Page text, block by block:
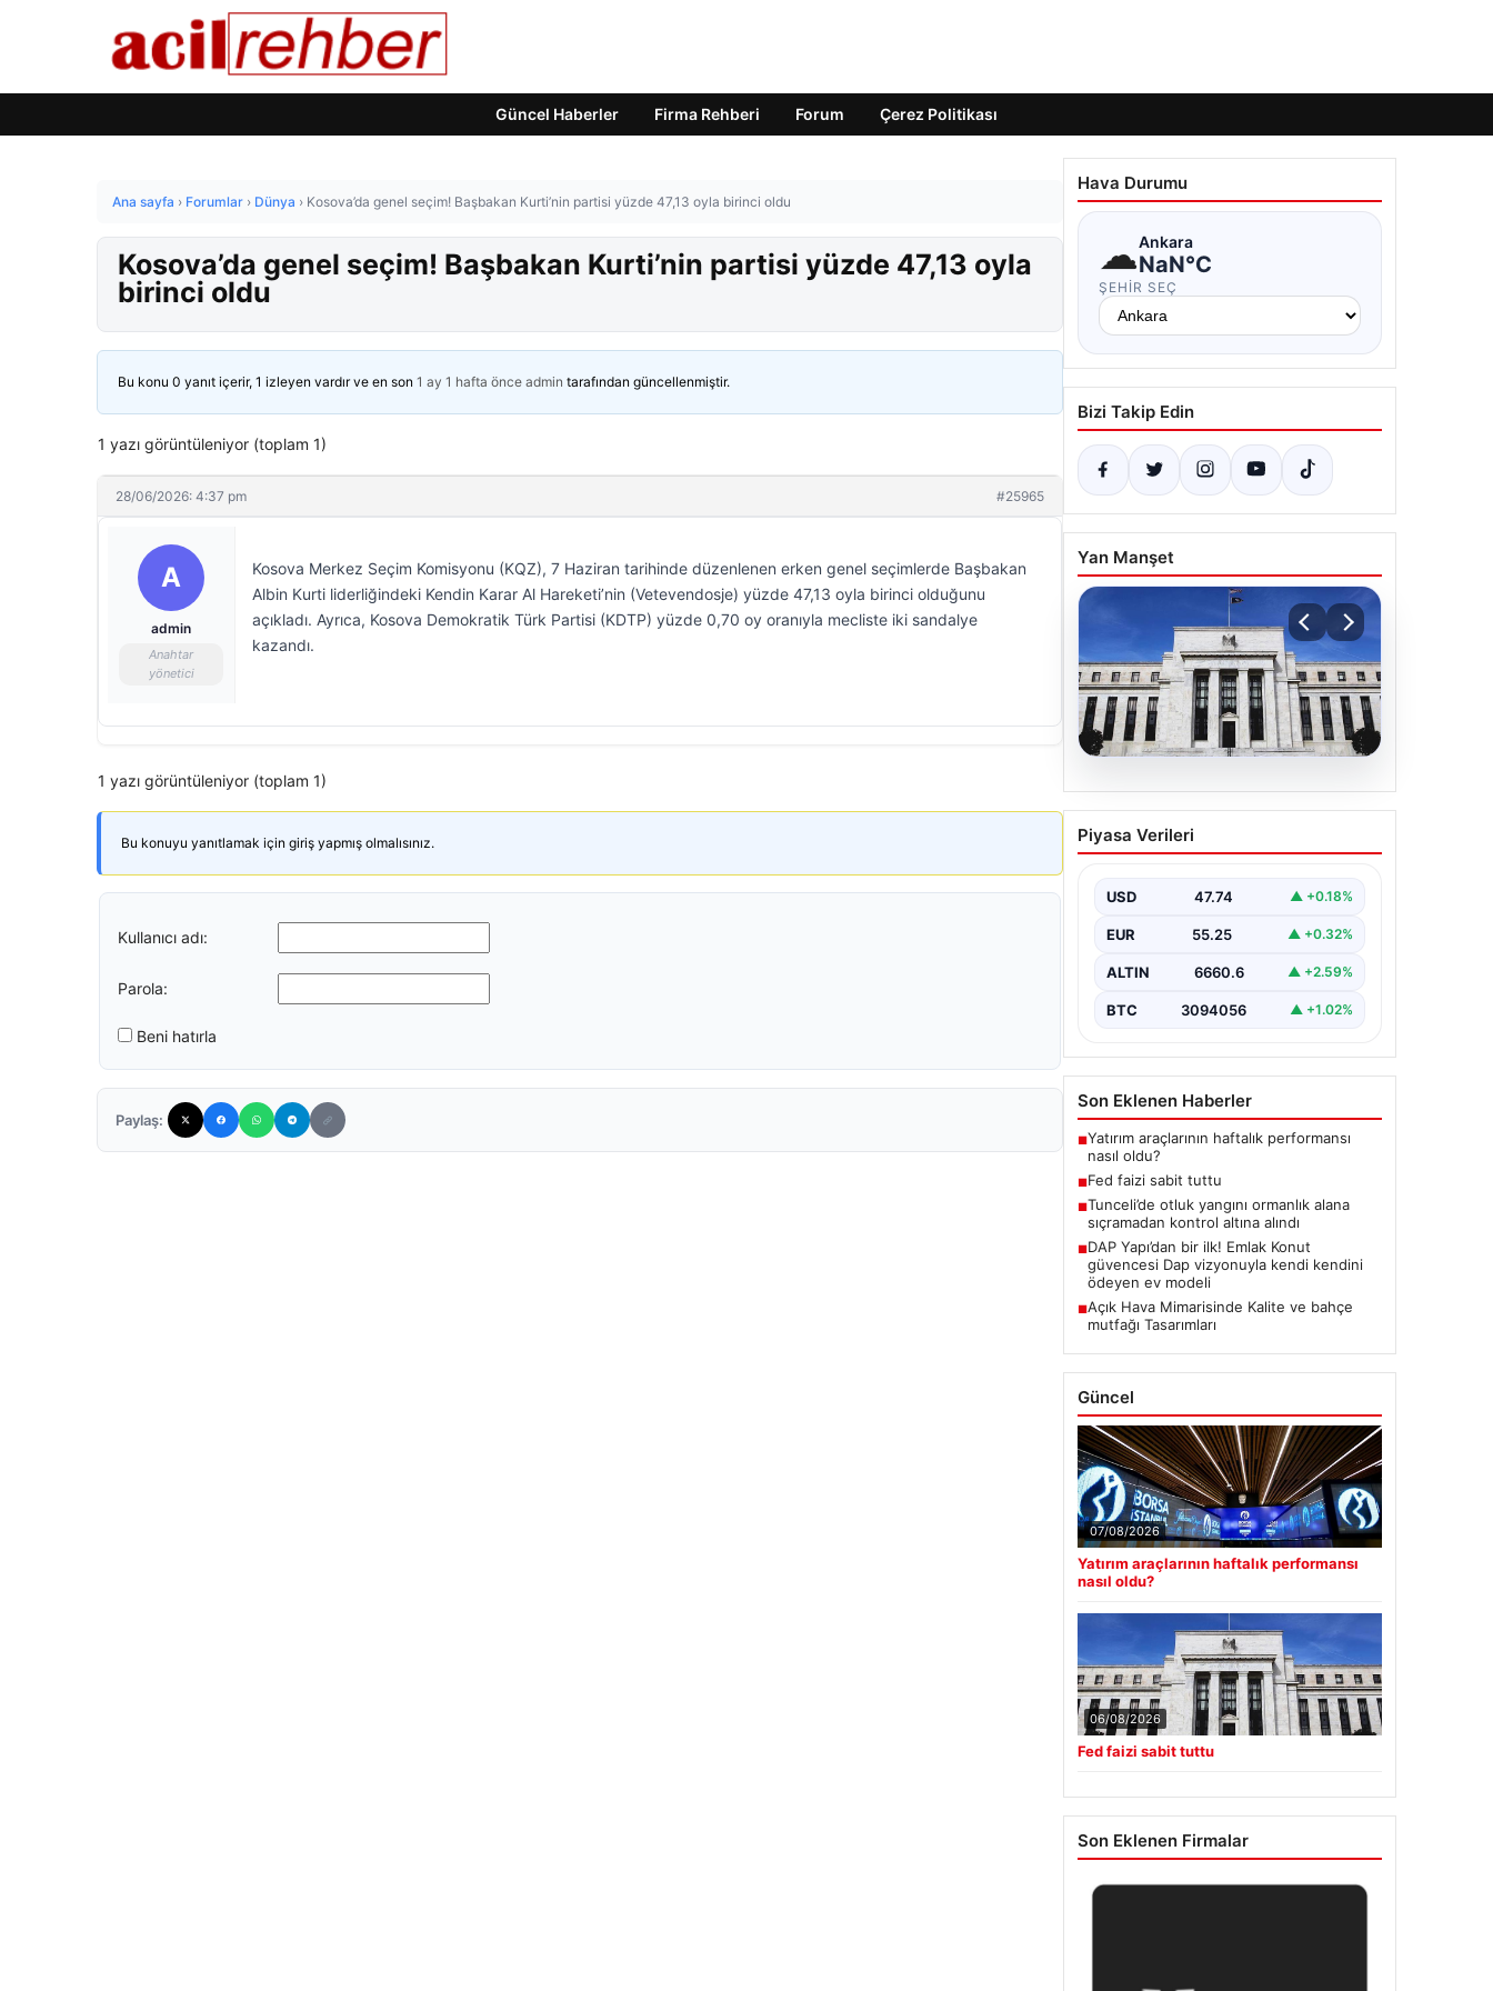
Güncel Haberler Firma Rehberi Forum Çerez Politikası
Ana sayfa › Forumlar › Dünya › Kosova’da genel seçim! Başbakan Kurti’nin partisi yüzde 47,13 oyla birinci oldu
Kosova’da genel seçim! Başbakan Kurti’nin partisi yüzde 47,13 oyla
birinci oldu
Bu konu 0 yanıt içerir, 1 izleyen vardır ve en son 1 ay 1 hafta önce admin tarafından güncellenmiştir.
1 yazı görüntüleniyor (toplam 1)
28/06/2026: 4:37 pm #25965
A
admin
Anahtar
yönetici
Kosova Merkez Seçim Komisyonu (KQZ), 7 Haziran tarihinde düzenlenen erken genel seçimlerde Başbakan
Albin Kurti liderliğindeki Kendin Karar Al Hareketi’nin (Vetevendosje) yüzde 47,13 oyla birinci olduğunu
açıkladı. Ayrıca, Kosova Demokratik Türk Partisi (KDTP) yüzde 0,70 oy oranıyla mecliste iki sandalye
kazandı.
1 yazı görüntüleniyor (toplam 1)
Bu konuyu yanıtlamak için giriş yapmış olmalısınız.
Kullanıcı adı:
Parola:
Beni hatırla
Paylaş:
Hava Durumu
☁Ankara
NaN°C
ŞEHIR SEÇ
Bizi Takip Edin
Yan Manşet
Fed faizi sabit tuttu
Piyasa Verileri
USD 47.74 ▲ +0.18%
EUR 55.25 ▲ +0.32%
ALTIN 6660.6 ▲ +2.59%
BTC 3094056 ▲ +1.02%
Son Eklenen Haberler
■Yatırım araçlarının haftalık performansı
nasıl oldu?
■Fed faizi sabit tuttu
■Tunceli’de otluk yangını ormanlık alana
sıçramadan kontrol altına alındı
■DAP Yapı’dan bir ilk! Emlak Konut
güvencesi Dap vizyonuyla kendi kendini
ödeyen ev modeli
■Açık Hava Mimarisinde Kalite ve bahçe
mutfağı Tasarımları
Güncel
07/08/2026
Yatırım araçlarının haftalık performansı
nasıl oldu?
06/08/2026
Fed faizi sabit tuttu
Son Eklenen Firmalar